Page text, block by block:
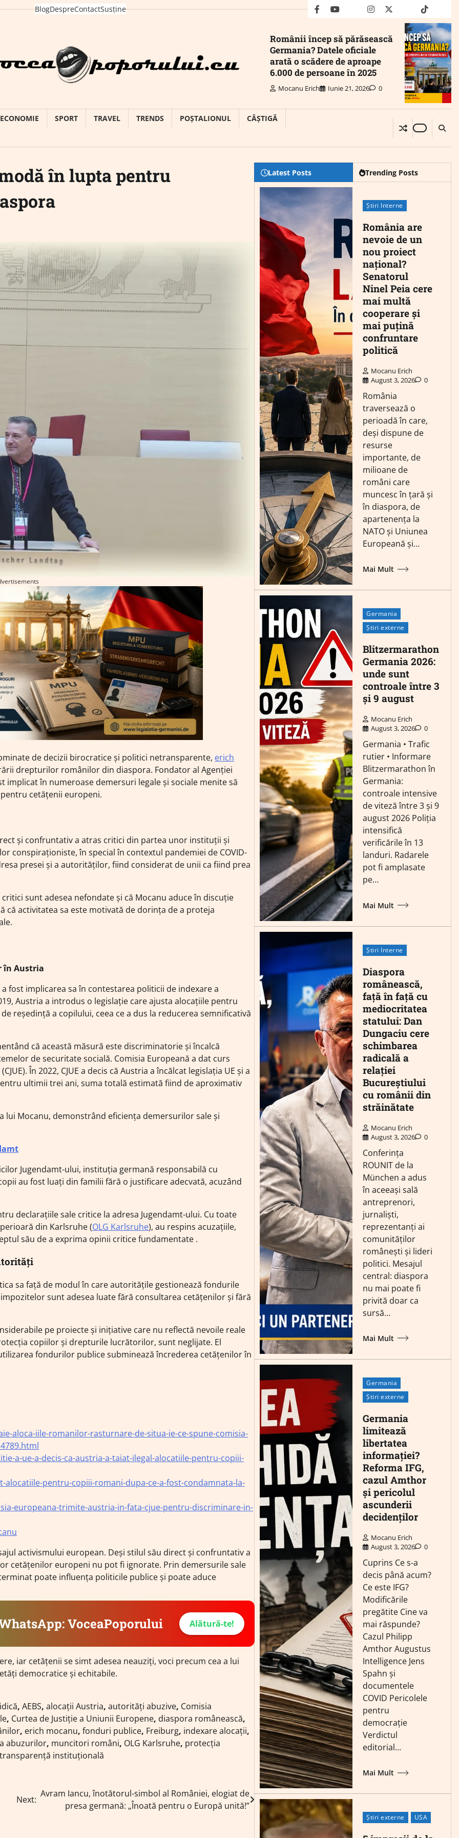
BlogDespreContactSusține facebookyoutubeMailinstagram
twitter truthtiktok
Românii încep să părăsească
Germania? Datele oficiale
arată o scădere de aproape
6.000 de persoane în 2025
Mocanu Erich Iunie 21, 2026 0
ECONOMIE SPORT TRAVEL TRENDS POȘTALIONUL CÂȘTIGĂ
în lupta pentru
de decizii birocratice și politici netransparente, erich
drepturilor românilor din diaspora. Fondator al Agenției
implicat în numeroase demersuri legale și sociale menite să
cetățenii europeni.
și confruntativ a atras critici din partea unor instituții și
conspiraționiste, în special în contextul pandemiei de COVID-
presei și a autorităților, fiind considerat de unii ca fiind prea
sunt adesea nefondate și că Mocanu aduce în discuție
că activitatea sa este motivată de dorința de a proteja
în Austria
fost implicarea sa în contestarea politicii de indexare a
Austria a introdus o legislație care ajusta alocațiile pentru
reședință a copilului, ceea ce a dus la reducerea semnificativă
că această măsură este discriminatorie și încalcă
de securitate socială. Comisia Europeană a dat curs
(CJUE). În 2022, CJUE a decis că Austria a încălcat legislația UE și a
ultimii trei ani, suma totală estimată fiind de aproximativ
Mocanu, demonstrând eficiența demersurilor sale și
Jugendamt-ului, instituția germană responsabilă cu
au fost luați din familii fără o justificare adecvată, acuzând
declarațiile sale critice la adresa Jugendamt-ului. Cu toate
din Karlsruhe (OLG Karlsruhe), au respins acuzațiile,
său de a exprima opinii critice fundamentate .
sa față de modul în care autoritățile gestionează fondurile
sunt adesea luate fără consultarea cetățenilor și fără
pe proiecte și inițiative care nu reflectă nevoile reale
copiilor și drepturile lucrătorilor, sunt neglijate. El
fondurilor publice subminează încrederea cetățenilor în
aloca-iile-romanilor-rasturnare-de-situa-ie-ce-spune-comisia-
a-ue-a-decis-ca-austria-a-taiat-ilegal-alocatiile-pentru-copiii-
pentru-copiii-romani-dupa-ce-a-fost-condamnata-la-
europeana-trimite-austria-in-fata-cjue-pentru-discriminare-in-
activismului european. Deși stilul său direct și confruntativ a
cetățenilor europeni nu pot fi ignorate. Prin demersurile sale
poate influența politicile publice și poate aduce
VoceaPoporului Alătură-te!
iar cetățenii se simt adesea neauziți, voci precum cea a lui
democratice și echitabile.
, AEBS, alocații Austria, autorități abuzive, Comisia
, Curtea de Justiție a Uniunii Europene, diaspora românească,
, erich mocanu, fonduri publice, Freiburg, indexare alocații,
abuzurilor, muncitori români, OLG Karlsruhe, protecția
transparență instituțională
Next:
Avram Iancu, înotătorul-simbol al României, elogiat de
presa germană: „Înoată pentru o Europă unită!”
Latest Posts Trending Posts
Știri Interne
România are
nevoie de un
nou proiect
național?
Senatorul
Ninel Peia cere
mai multă
cooperare și
mai puțină
confruntare
politică
Mocanu Erich
August 3, 2026
0
România
traversează o
perioadă în care,
deși dispune de
resurse
importante, de
milioane de
români care
muncesc în țară și
în diaspora, de
apartenența la
NATO și Uniunea
Europeană și…
Mai Mult
Germania
Știri externe
Blitzermarathon
Germania 2026:
unde sunt
controale între 3
și 9 august
Mocanu Erich
August 3, 2026
0
Germania • Trafic
rutier • Informare
Blitzermarathon în
Germania:
controale intensive
de viteză între 3 și 9
august 2026 Poliția
intensifică
verificările în 13
landuri. Radarele
pot fi amplasate
pe…
Mai Mult
Știri Interne
Diaspora
românească,
față în față cu
mediocritatea
statului: Dan
Dungaciu cere
schimbarea
radicală a
relației
Bucureștiului
cu românii din
străinătate
Mocanu Erich
August 3, 2026
0
Conferința
ROUNIT de la
München a adus
în aceeași sală
antreprenori,
jurnaliști,
reprezentanți ai
comunităților
românești și lideri
politici. Mesajul
central: diaspora
nu mai poate fi
privită doar ca
sursă…
Mai Mult
Germania
Știri externe
Germania
limitează
libertatea
informației?
Reforma IFG,
cazul Amthor
și pericolul
ascunderii
decidenților
Mocanu Erich
August 3, 2026
0
Cuprins Ce s-a
decis până acum?
Ce este IFG?
Modificările
pregătite Cine va
mai răspunde?
Cazul Philipp
Amthor Augustus
Intelligence Jens
Spahn și
documentele
COVID Pericolele
pentru
democrație
Verdictul
editorial…
Mai Mult
Știri externe USA